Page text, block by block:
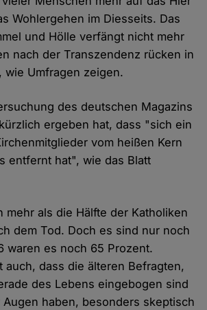
Wohlergehen im Diesseits. Das
und Hölle verfängt nicht mehr
nach der Transzendenz rücken in
wie Umfragen zeigen.
des deutschen Magazins
ergeben hat, dass "sich ein
vom heißen Kern
entfernt hat", wie das Blatt
mehr als die Hälfte der Katholiken
dem Tod. Doch es sind nur noch
waren es noch 65 Prozent.
auch, dass die älteren Befragten,
des Lebens eingebogen sind
haben, besonders skeptisch